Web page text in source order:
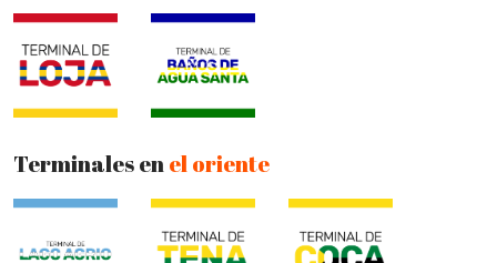
Terminales enel oriente